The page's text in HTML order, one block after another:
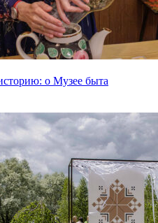
о Музее быта